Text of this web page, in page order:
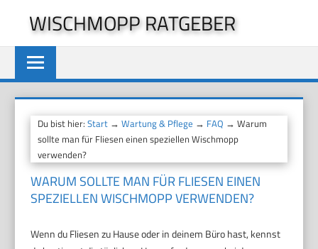
springen
WISCHMOPP RATGEBER
Du bist hier:Start →Wartung & Pflege → FAQ → Warum
sollte man für Fliesen einen speziellen Wischmopp
verwenden?
WARUM SOLLTE MAN FÜR FLIESEN EINEN
SPEZIELLEN WISCHMOPP VERWENDEN?
Wenn du Fliesen zu Hause oder in deinem Büro hast, kennst